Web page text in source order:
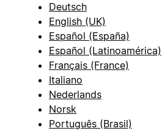
Deutsch
English (UK)
Español (España)
Español (Latinoamérica)
Français (France)
Italiano
Nederlands
Norsk
Português (Brasil)